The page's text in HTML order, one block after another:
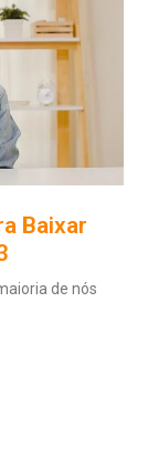
Baixar
de nós